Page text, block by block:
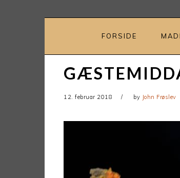
FORSIDE
12. februar 2018 by John Frøslev